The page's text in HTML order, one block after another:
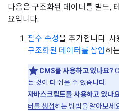
다음은 구조화된 데이터를 빌드,
요입니다.
필수 속성을 추가합니다.
구조화된 데이터를 삽입 하
CMS를 사용하고 있나요?
는 것이 더 쉬울 수 있습니다.
자바스크립트를 사용하고 있나
터를 생성하는 방법을 알아보세